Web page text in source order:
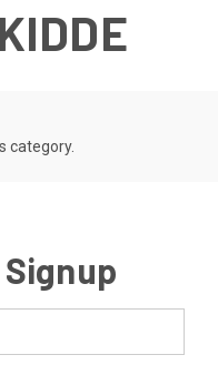
category.